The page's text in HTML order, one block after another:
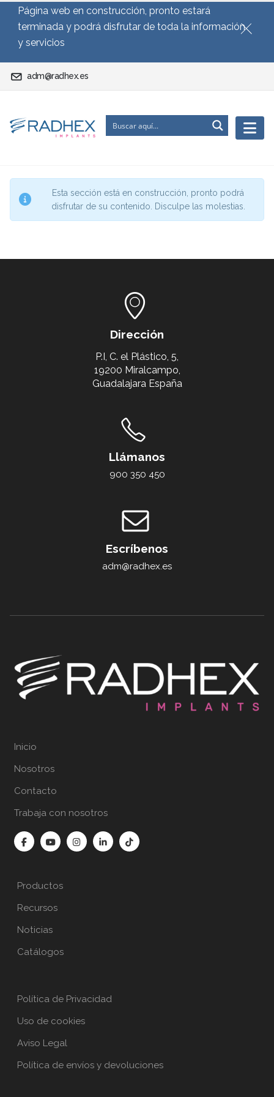
Página web en construcción, pronto estará
terminada y podrá disfrutar de toda la información
y servicios
adm@radhex.es
Esta sección está en construcción, pronto podrá
disfrutar de su contenido. Disculpe las molestias.
Dirección
P.I, C. el Plástico, 5,
19200 Miralcampo,
Guadalajara España
Llámanos
900 350 450
Escríbenos
adm@radhex.es
Inicio
Nosotros
Contacto
Trabaja con nosotros
Productos
Recursos
Noticias
Catálogos
Política de Privacidad
Uso de cookies
Aviso Legal
Política de envíos y devoluciones